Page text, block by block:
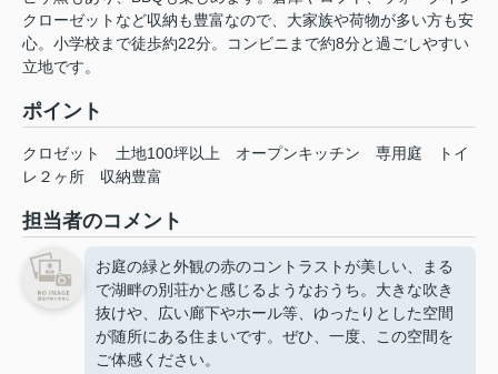
クローゼットなど収納も豊富なので、大家族や荷物が多い方も安
心。小学校まで徒歩約22分。コンビニまで約8分と過ごしやすい
立地です。
ポイント
クロゼット 土地100坪以上 オープンキッチン 専用庭
トイ
レ２ヶ所
収納豊富
担当者のコメント
お庭の緑と外観の赤のコントラストが美しい、まる
で湖畔の別荘かと感じるようなおうち。大きな吹き
抜けや、広い廊下やホール等、ゆったりとした空間
が随所にある住まいです。ぜひ、一度、この空間を
ご体感ください。